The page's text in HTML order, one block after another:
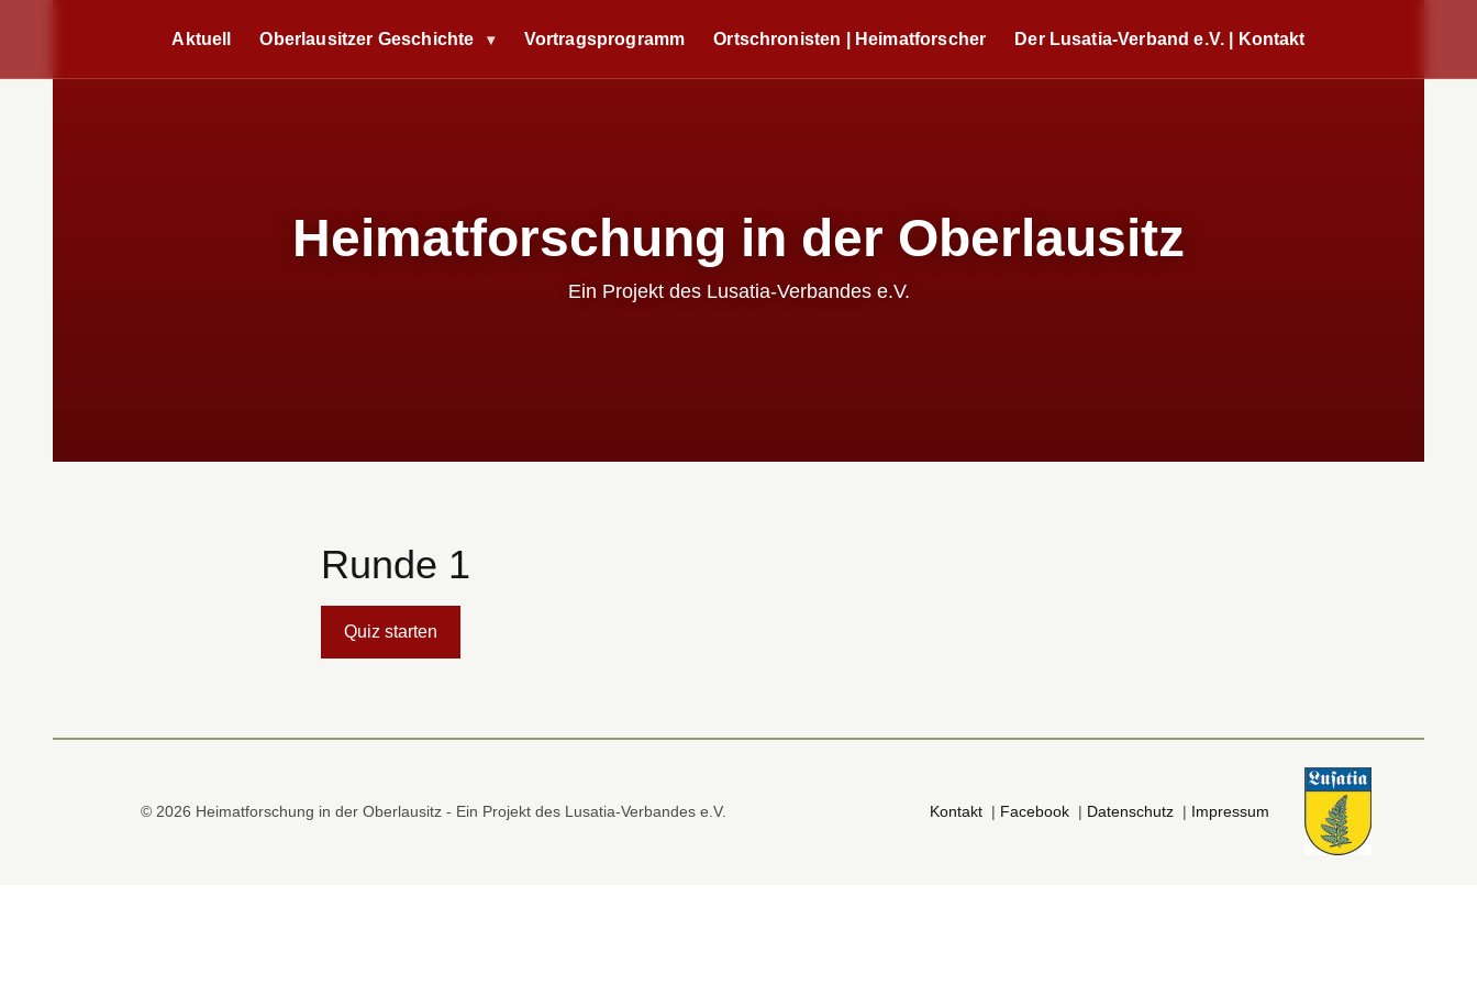
Heimatforschung in der Oberlausitz
Ein Projekt des Lusatia-Verbandes e.V.
Aktuell Oberlausitzer Geschichte Vortragsprogramm Ortschronisten | Heimatforscher Der Lusatia-Verband e.V. | Kontakt
Runde 1
Quiz starten
© 2026 Heimatforschung in der Oberlausitz - Ein Projekt des Lusatia-Verbandes e.V. Kontakt | Facebook | Datenschutz | Impressum